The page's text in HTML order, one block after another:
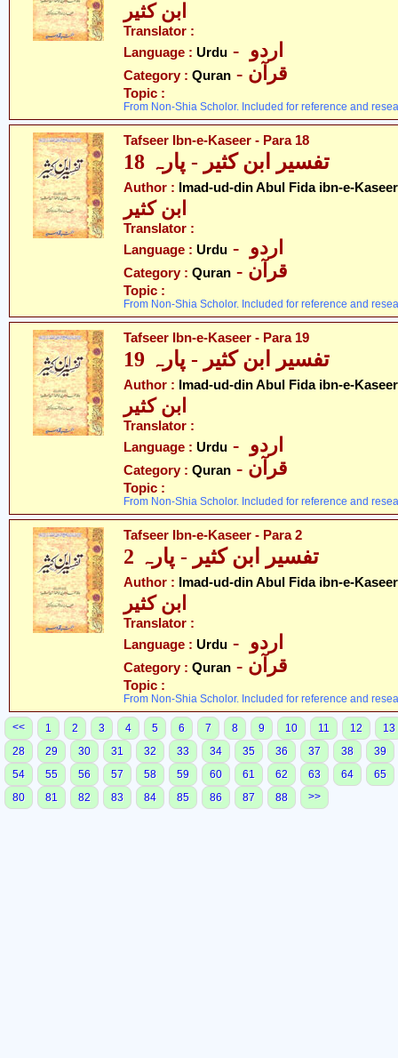
ابن کثیر
Translator :
Language : Urdu
Category : Quran - قرآن
Topic :
From Non-Shia Scholor. Included for reference and
Tafseer Ibn-e-Kaseer - Para 18
تفسیر ابن کثیر - پارہ 18
Author : Imad-ud-din Abul Fida ibn-e-Kaseer
ابن کثیر
Translator :
Language : Urdu
Category : Quran - قرآن
Topic :
From Non-Shia Scholor. Included for reference and
Tafseer Ibn-e-Kaseer - Para 19
تفسیر ابن کثیر - پارہ 19
Author : Imad-ud-din Abul Fida ibn-e-Kaseer
ابن کثیر
Translator :
Language : Urdu
Category : Quran - قرآن
Topic :
From Non-Shia Scholor. Included for reference and
Tafseer Ibn-e-Kaseer - Para 2
تفسیر ابن کثیر - پارہ 2
Author : Imad-ud-din Abul Fida ibn-e-Kaseer
ابن کثیر
Translator :
Language : Urdu
Category : Quran - قرآن
Topic :
From Non-Shia Scholor. Included for reference and
<< 1 2 3 4 5 6 7 8 9 10 11 12
13
28
29 30 31 32 33 34 35 36 37 38
39
54
55 56 57 58 59 60 61 62 63 64
65
80
81 82 83 84 85 86 87 88 >>